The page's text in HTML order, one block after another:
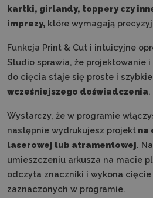
kartki, girlandy, toppery czy
imprezy, które wymagają
Funkcja Print & Cut i intuicyjne
Studio sprawia, że projektowanie
do cięcia staje się proste i
wcześniejszego doświadczenia.
Wystarczy, że w programie
następnie wydrukujesz projekt na
laserowej lub atramentowej.
umieszczeniu arkusza na macie
odczyta znaczniki i wykona cięcie
zaznaczonych w programie.